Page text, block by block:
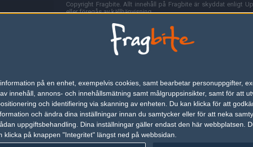
på en enhet, exempelvis cookies, samt bearbetar personuppgifter,
innehåll, annons- och innehållsmätning samt målgruppsinsikter, samt för att
och identifiering via skanning av enheten. Du kan klicka för att
och ändra dina inställningar innan du samtycker eller för att neka
uppgiftsbehandling. Dina inställningar gäller endast den här webbplatsen.
på knappen "Integritet" längst ned på webbsidan.
Copyright Fragbite. Allt innehåll på Fragbite är skyddat enligt
eller föregås av källhänvisning.
Alla åsikter uttryckta på Fragbite representerar varje enskild
Programmering och design av Fredric Bohlin. För frågor rörande
Fragbite använder cookies för att spara användarspecifik
omröstningar och för att föra statistik. För att slippa cookies
besöka Fragbite. Den här textraden finns här på grund av lagen
Annonsering
Är du intresserad av att annonsera på Fragbite,